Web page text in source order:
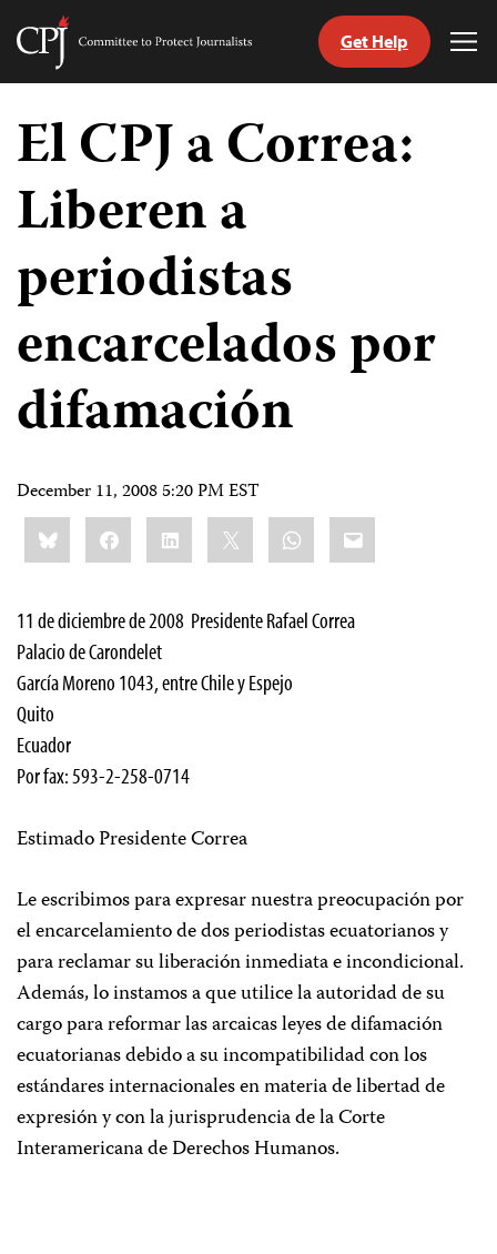
Skip
content
Committee
Journalists
Get Help
El CPJ a Correa:
Liberen a
periodistas
encarcelados por
difamación
December 11, 2008 5:20 PM EST
Share
this:BlueskyFacebookLinkedIn WhatsApp
Email
11 de diciembre de 2008 Presidente Rafael Correa
Palacio de Carondelet
García Moreno 1043, entre Chile y Espejo
Quito
Ecuador
Por fax: 593-2-258-0714
Estimado Presidente Correa
Le escribimos para expresar nuestra preocupación por
el encarcelamiento de dos periodistas ecuatorianos y
para reclamar su liberación inmediata e incondicional.
Además, lo instamos a que utilice la autoridad de su
cargo para reformar las arcaicas leyes de difamación
ecuatorianas debido a su incompatibilidad con los
estándares internacionales en materia de libertad de
expresión y con la jurisprudencia de la Corte
Interamericana de Derechos Humanos.